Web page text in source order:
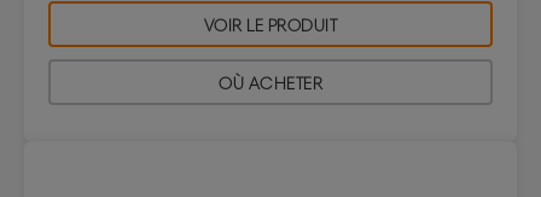
VOIR LE PRODUIT
OÙ ACHETER